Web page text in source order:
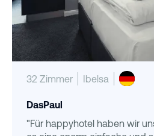
32 Zimmer Ibelsa
DasPaul
"Für happyhotel haben wir